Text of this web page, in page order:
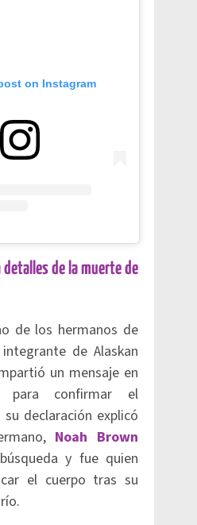
on Instagram
detalles de la muerte de
de los hermanos de
de Alaskan
un mensaje en
para confirmar el
declaración explicó
Noah Brown
y fue quien
el cuerpo tras su